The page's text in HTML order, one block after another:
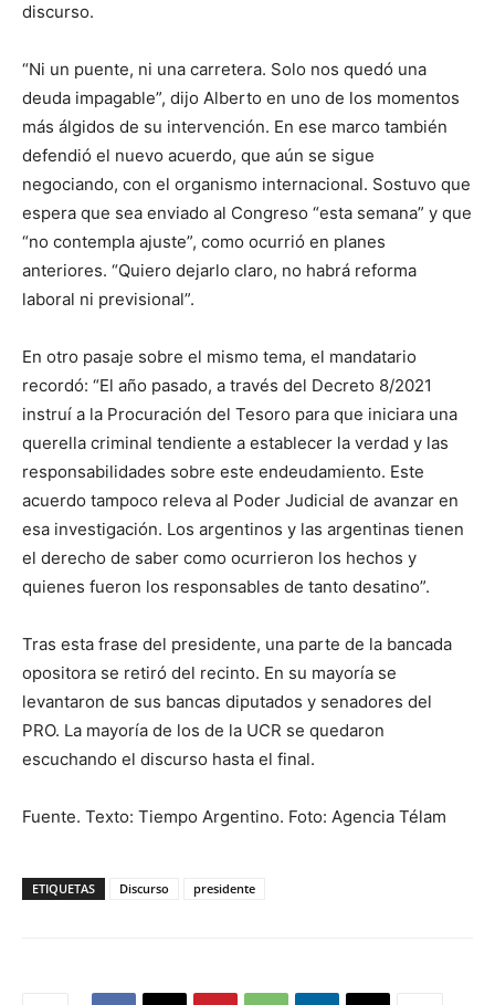
discurso.
“Ni un puente, ni una carretera. Solo nos quedó una
deuda impagable”, dijo Alberto en uno de los momentos
más álgidos de su intervención. En ese marco también
defendió el nuevo acuerdo, que aún se sigue
negociando, con el organismo internacional. Sostuvo que
espera que sea enviado al Congreso “esta semana” y que
“no contempla ajuste”, como ocurrió en planes
anteriores. “Quiero dejarlo claro, no habrá reforma
laboral ni previsional”.
En otro pasaje sobre el mismo tema, el mandatario
recordó: “El año pasado, a través del Decreto 8/2021
instruí a la Procuración del Tesoro para que iniciara una
querella criminal tendiente a establecer la verdad y las
responsabilidades sobre este endeudamiento. Este
acuerdo tampoco releva al Poder Judicial de avanzar en
esa investigación. Los argentinos y las argentinas tienen
el derecho de saber como ocurrieron los hechos y
quienes fueron los responsables de tanto desatino”.
Tras esta frase del presidente, una parte de la bancada
opositora se retiró del recinto. En su mayoría se
levantaron de sus bancas diputados y senadores del
PRO. La mayoría de los de la UCR se quedaron
escuchando el discurso hasta el final.
Fuente. Texto: Tiempo Argentino. Foto: Agencia Télam
ETIQUETAS Discurso presidente